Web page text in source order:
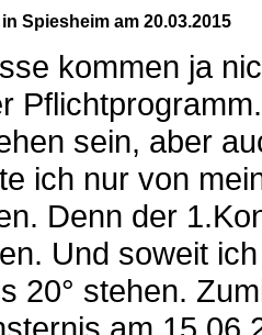
Spiesheim am 20.03.2015
kommen ja
sein, aber
ich nur von
Denn der
Und soweit
20° stehen.